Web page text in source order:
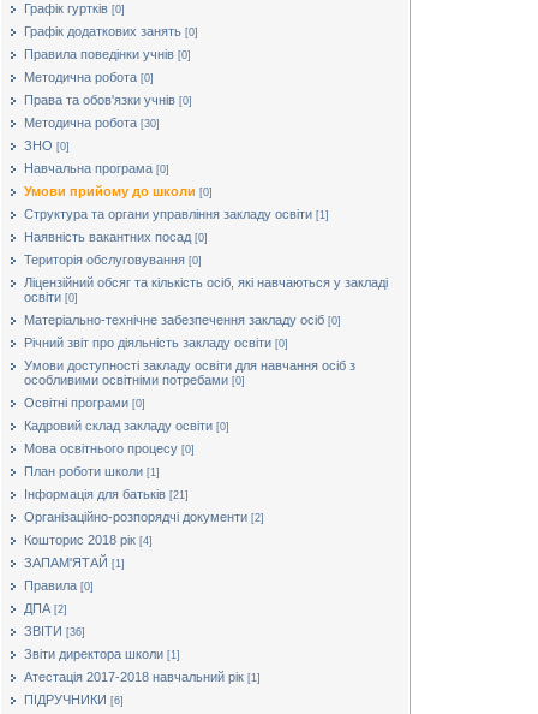
Графік гуртків [0]
Графік додаткових занять [0]
Правила поведінки учнів [0]
Методична робота [0]
Права та обов'язки учнів [0]
Методична робота [30]
ЗНО [0]
Навчальна програма [0]
Умови прийому до школи [0]
Структура та органи управління закладу освіти [1]
Наявність вакантних посад [0]
Територія обслуговування [0]
Ліцензійний обсяг та кількість осіб, які навчаються у закладі
освіти [0]
Матеріально-технічне забезпечення закладу осіб [0]
Річний звіт про діяльність закладу освіти [0]
Умови доступності закладу освіти для навчання осіб з
особливими освітніми потребами [0]
Освітні програми [0]
Кадровий склад закладу освіти [0]
Мова освітнього процесу [0]
План роботи школи [1]
Інформація для батьків [21]
Організаційно-розпорядчі документи [2]
Кошторис 2018 рік [4]
ЗАПАМ'ЯТАЙ [1]
Правила [0]
ДПА [2]
ЗВІТИ [36]
Звіти директора школи [1]
Атестація 2017-2018 навчальний рік [1]
ПІДРУЧНИКИ [6]